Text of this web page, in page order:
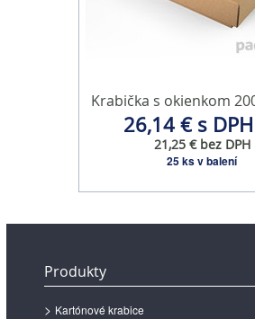
Krabička s okienkom
26,14 € s DPH
21,25 € bez DPH
25 ks v balení
Produkty
Kartónové krabice